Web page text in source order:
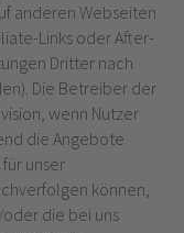
anderen Webseiten
Links oder After-
Dritter nach
Die Betreiber der
wenn Nutzer
die Angebote
unser
können,
oder die bei uns